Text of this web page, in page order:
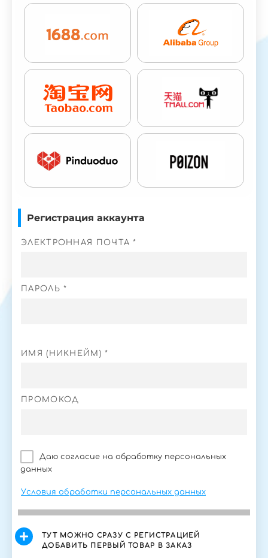
Регистрация аккаунта
ЭЛЕКТРОННАЯ ПОЧТА *
ПАРОЛЬ *
ИМЯ (НИКНЕЙМ) *
ПРОМОКОД
Даю согласие на обработку персональных
данных
Условия обработки персональных данных
ТУТ МОЖНО СРАЗУ С РЕГИСТРАЦИЕЙ
ДОБАВИТЬ ПЕРВЫЙ ТОВАР В ЗАКАЗ